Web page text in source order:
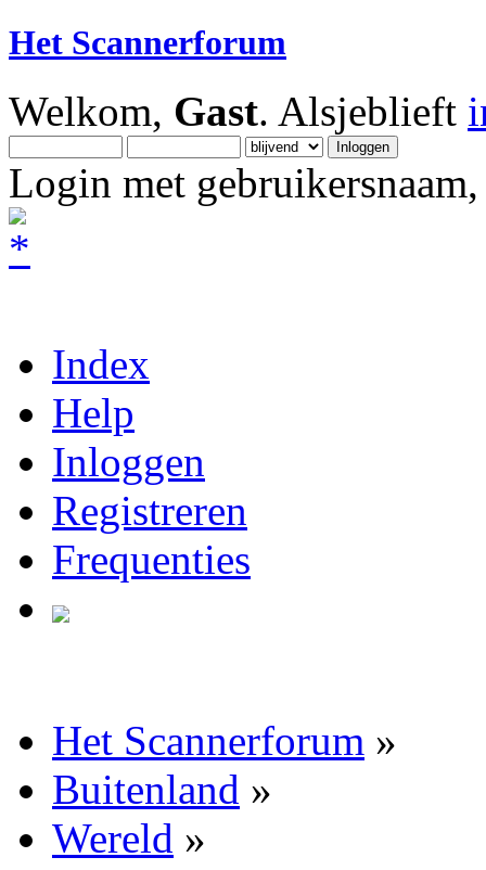
Het Scannerforum
Welkom, Gast. Alsjeblieft
Login met
Index
Help
Inloggen
Registreren
Frequenties
Het Scannerforum »
Buitenland »
Wereld »